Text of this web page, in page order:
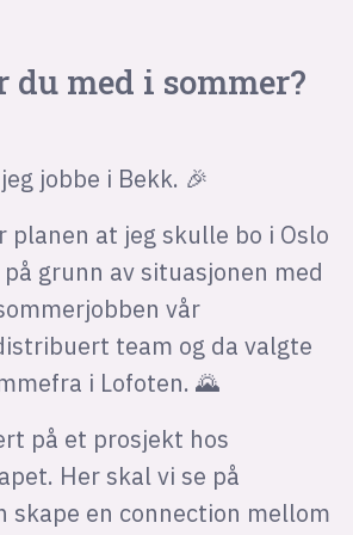
du med i sommer?
jobbe i Bekk. 🎉
planen at jeg skulle bo i Oslo
grunn av situasjonen med
vår
team og da valgte
i Lofoten. 🌄
på et prosjekt hos
Her skal vi se på
skape en connection mellom